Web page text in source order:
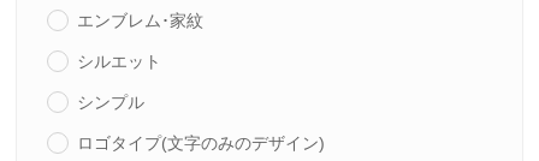
エンブレム･家紋
シルエット
シンプル
ロゴタイプ(文字のみのデザイン)